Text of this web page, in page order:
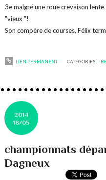
3e malgré une roue crevaison
"vieux "!
Son compère de courses, Félix
LIEN PERMANENT CATÉGORIES :-
2014
18/05
championnats
Dagneux